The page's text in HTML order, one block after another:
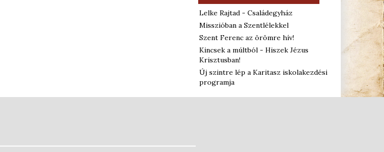
Lelke Rajtad - Családegyház
Misszióban a Szentlélekkel
Szent Ferenc az örömre hív!
Kincsek a múltból - Hiszek Jézus
Krisztusban!
Új szintre lép a Karitasz iskolakezdési
programja